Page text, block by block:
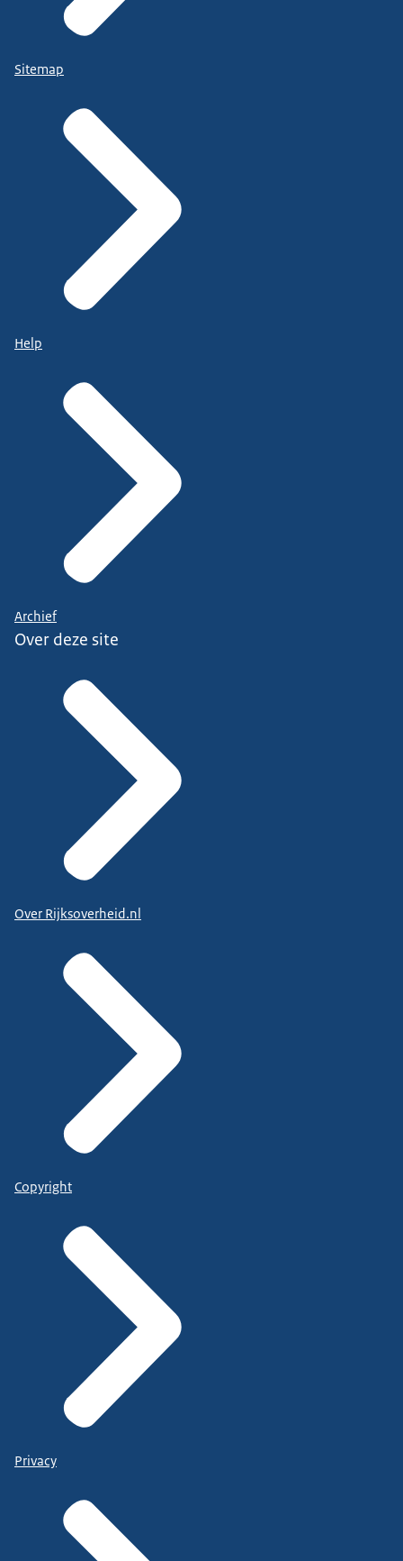
Sitemap
Help
Archief
Over deze site
Over Rijksoverheid.nl
Copyright
Privacy